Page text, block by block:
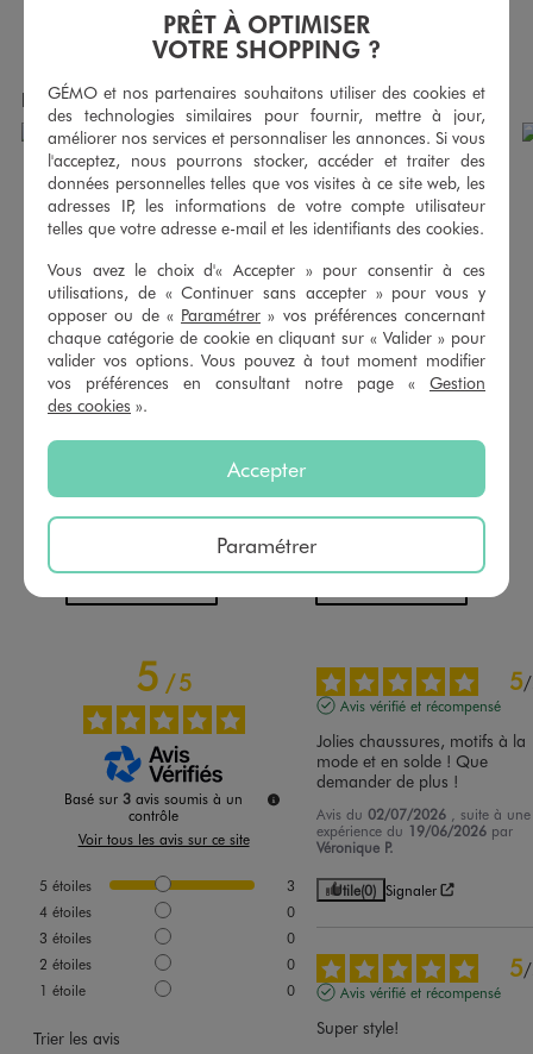
AJOUTERAU PANIER AJOUTER
Produits achetés ensemble
5/5 de moyenne
(38 avis) 4.5/5 de moyenne
(20 avis)
5/5
Basé sur 3 avis soumis à un
contrôle
Voir tous les avis sur ce site
5 étoiles
3
4 étoiles
0
3 étoiles
0
2 étoiles
0
1 étoile 0
Trier les avis
5/
Avis vérifié et récompensé
Jolies chaussures, motifs à la
mode et en solde ! Que
demander de plus !
Avis du02/07/2026
, suite à une
expérience du 19/06/2026 par
Véronique P.
Utile(0) Signaler
5/
Avis vérifié et récompensé
Super style!
PRÊT À OPTIMISER
VOTRE SHOPPING ?
GÉMO et nos partenaires souhaitons utiliser des cookies et
des technologies similaires pour fournir, mettre à jour,
améliorer nos services et personnaliser les annonces. Si vous
l'acceptez, nous pourrons stocker, accéder et traiter des
données personnelles telles que vos visites à ce site web, les
adresses IP, les informations de votre compte utilisateur
telles que votre adresse e-mail et les identifiants des cookies.
Vous avez le choix d'« Accepter » pour consentir à ces
utilisations, de « Continuer sans accepter » pour vous y
opposer ou de « Paramétrer » vos préférences concernant
chaque catégorie de cookie en cliquant sur « Valider » pour
valider vos options. Vous pouvez à tout moment modifier
vos préférences en consultant notre page « Gestion
des cookies ».
Accepter
Paramétrer